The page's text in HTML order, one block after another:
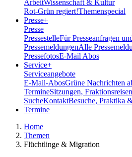
ArbeitWissenschaft & Kultur
Rot-Grün regiert!Themenspecial
Presse+
Presse
PressestelleFür Presseanfragen
PressemeldungenAlle
PressefotosE-Mail Abos
Service+
Serviceangebote
E-Mail-AbosGrüne Nachrichten
TermineSitzungen,
SucheKontaktBesuche, Praktika
Termine
Home
Themen
Flüchtlinge & Migration